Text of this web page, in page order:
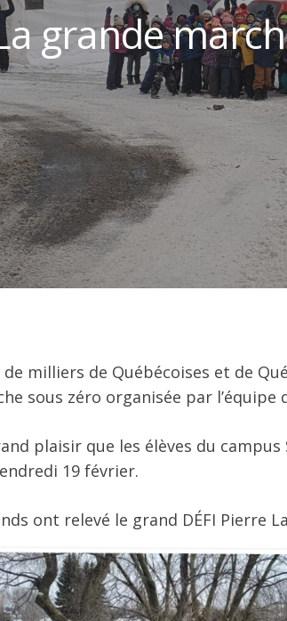
or ESC to close
grande
de milliers de Québécoises et de
sous zéro organisée par l’équipe
plaisir que les élèves du
19 février.
ont relevé le grand DÉFI Pierre